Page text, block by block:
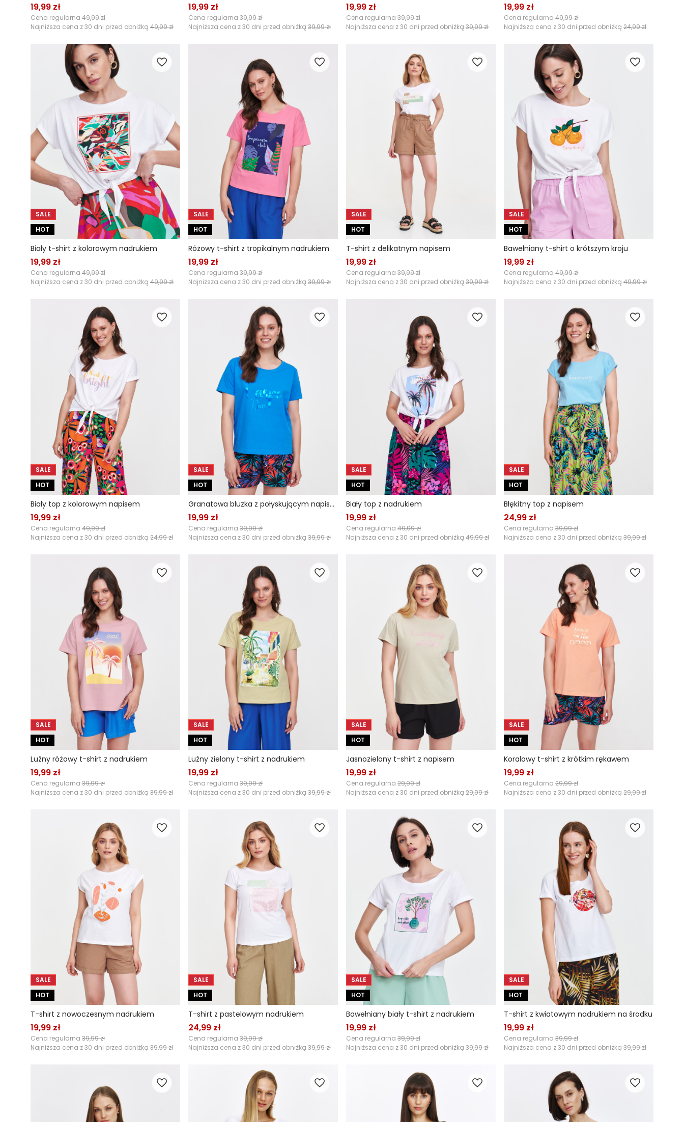
19,99 zł
Cena regularna 49,99 zł
Najniższa cena z 30 dni przed obniżką 49,99 zł
19,99 zł
Cena regularna 39,99 zł
Najniższa cena z 30 dni przed obniżką 39,99 zł
19,99 zł
Cena regularna 39,99 zł
Najniższa cena z 30 dni przed obniżką 39,99 zł
19,99 zł
Cena regularna 49,99 zł
Najniższa cena z 30 dni przed obniżką 24,99 zł
SALE
HOT
Biały t-shirt z kolorowym nadrukiem
19,99 zł
Cena regularna 49,99 zł
Najniższa cena z 30 dni przed obniżką 49,99 zł
SALE
HOT
Różowy t-shirt z tropikalnym nadrukiem
19,99 zł
Cena regularna 39,99 zł
Najniższa cena z 30 dni przed obniżką 39,99 zł
SALE
HOT
T-shirt z delikatnym napisem
19,99 zł
Cena regularna 39,99 zł
Najniższa cena z 30 dni przed obniżką 39,99 zł
SALE
HOT
Bawełniany t-shirt o krótszym kroju
19,99 zł
Cena regularna 49,99 zł
Najniższa cena z 30 dni przed obniżką 49,99 zł
SALE
HOT
Biały top z kolorowym napisem
19,99 zł
Cena regularna 49,99 zł
Najniższa cena z 30 dni przed obniżką 24,99 zł
SALE
HOT
Granatowa bluzka z połyskującym napisem
19,99 zł
Cena regularna 39,99 zł
Najniższa cena z 30 dni przed obniżką 39,99 zł
SALE
HOT
Biały top z nadrukiem
19,99 zł
Cena regularna 49,99 zł
Najniższa cena z 30 dni przed obniżką 49,99 zł
SALE
HOT
Błękitny top z napisem
24,99 zł
Cena regularna 39,99 zł
Najniższa cena z 30 dni przed obniżką 39,99 zł
SALE
HOT
Luźny różowy t-shirt z nadrukiem
19,99 zł
Cena regularna 39,99 zł
Najniższa cena z 30 dni przed obniżką 39,99 zł
SALE
HOT
Luźny zielony t-shirt z nadrukiem
19,99 zł
Cena regularna 39,99 zł
Najniższa cena z 30 dni przed obniżką 39,99 zł
SALE
HOT
Jasnozielony t-shirt z napisem
19,99 zł
Cena regularna 29,99 zł
Najniższa cena z 30 dni przed obniżką 29,99 zł
SALE
HOT
Koralowy t-shirt z krótkim rękawem
19,99 zł
Cena regularna 29,99 zł
Najniższa cena z 30 dni przed obniżką 29,99 zł
SALE
HOT
T-shirt z nowoczesnym nadrukiem
19,99 zł
Cena regularna 39,99 zł
Najniższa cena z 30 dni przed obniżką 39,99 zł
SALE
HOT
T-shirt z pastelowym nadrukiem
24,99 zł
Cena regularna 39,99 zł
Najniższa cena z 30 dni przed obniżką 39,99 zł
SALE
HOT
Bawełniany biały t-shirt z nadrukiem
19,99 zł
Cena regularna 39,99 zł
Najniższa cena z 30 dni przed obniżką 39,99 zł
SALE
HOT
T-shirt z kwiatowym nadrukiem na środku
19,99 zł
Cena regularna 39,99 zł
Najniższa cena z 30 dni przed obniżką 39,99 zł